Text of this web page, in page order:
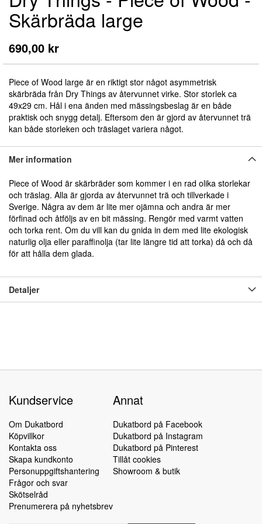
Skärbräda large
690,00 kr
Piece of Wood large är en riktigt stor något asymmetrisk
skärbräda från Dry Things av återvunnet virke. Stor storlek ca
49x29 cm. Hål i ena änden med mässingsbeslag är en både
praktisk och snygg detalj. Eftersom den är gjord av återvunnet trä
kan både storleken och träslaget variera något.
till
början
av
bildgalleriet
Mer information
Piece of Wood är skärbräder som kommer i en rad olika storlekar
och träslag. Alla är gjorda av återvunnet trä och tillverkade i
Sverige. Några av dem är lite mer ojämna och andra är mer
förfinad och åtföljs av en bit mässing. Rengör med varmt vatten
och torka rent. Om du vill kan du gnida in dem med lite ekologisk
naturlig olja eller paraffinolja (tar lite längre tid att torka) då och då
för att hålla dem glada.
Detaljer
Kundservice
Om Dukatbord
Köpvillkor
Kontakta oss
Skapa kundkonto
Personuppgiftshantering
Frågor och svar
Skötselråd
Prenumerera på nyhetsbrev
Annat
Dukatbord på Facebook
Dukatbord på Instagram
Dukatbord på Pinterest
Tillåt cookies
Showroom & butik